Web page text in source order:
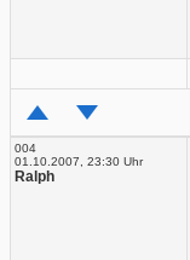
004
01.10.2007, 23:30 Uhr
Ralph